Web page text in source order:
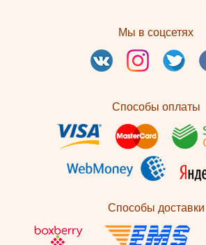
Мы в соцсетях
Способы оплаты
Способы доставки